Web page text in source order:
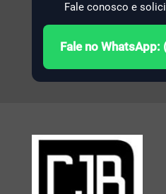
Fale conosco e
Fale no